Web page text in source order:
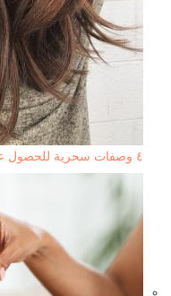
٤ وصفات سحرية للحصول علي الشعر طويل وثقيل